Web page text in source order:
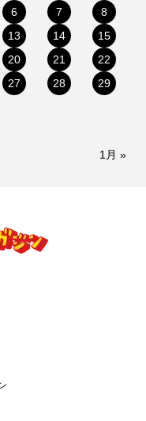
6 7
8
13 14
15
20 21
22
27 28 29
1月 »